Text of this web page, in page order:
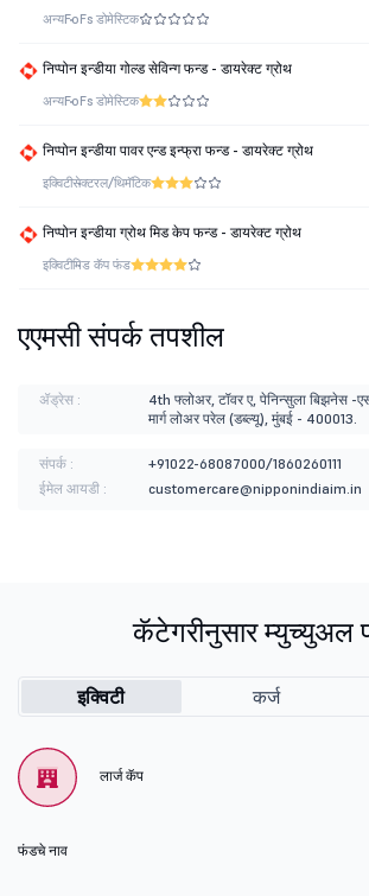
अन्यFoFs डोमेस्टिक
निप्पोन इन्डीया गोल्ड सेविन्ग फन्ड - डायरेक्ट ग्रोथ
अन्यFoFs डोमेस्टिक
निप्पोन इन्डीया पावर एन्ड इन्फ्रा फन्ड - डायरेक्ट ग्रोथ
इक्विटीसेक्टरल/थिमॅटिक
निप्पोन इन्डीया ग्रोथ मिड केप फन्ड - डायरेक्ट ग्रोथ
इक्विटीमिड कॅप फंड
एएमसी संपर्क तपशील
ॲड्रेस :
4th फ्लोअर, टॉवर ए, पेनिन्सुला बिझनेस -
मार्ग लोअर परेल (डब्ल्यू), मुंबई - 400013.
संपर्क :
+91022-68087000/1860260111
ईमेल आयडी :
customercare@nipponindiaim.in
कॅटेगरीनुसार
इक्विटी कर्ज
लार्ज कॅप
फंडचे नाव